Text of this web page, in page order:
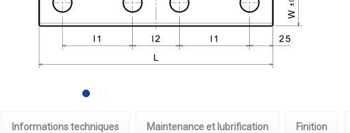
Informations techniques Maintenance et lubrification Finition